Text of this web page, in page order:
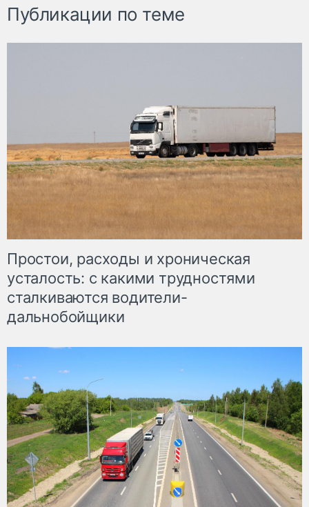
Публикации по теме
Простои, расходы и хроническая
усталость: с какими трудностями
сталкиваются водители-
дальнобойщики